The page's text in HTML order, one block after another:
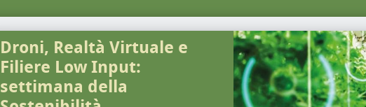
Droni, Realtà Virtuale e
Filiere Low Input:
settimana della